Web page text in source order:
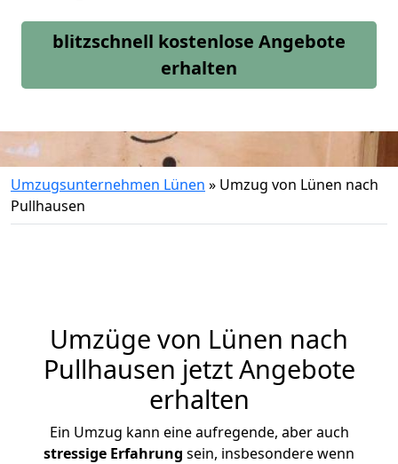
blitzschnell kostenlose Angebote
erhalten
Umzugsunternehmen Lünen » Umzug von Lünen nach
Pullhausen
Umzüge von Lünen nach
Pullhausen jetzt Angebote
erhalten
Ein Umzug kann eine aufregende, aber auch
stressige Erfahrung sein, insbesondere wenn